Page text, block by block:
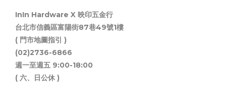
InIn Hardware X 映印五金行
台北市信義區富陽街87巷49號1樓
( 門市地圖指引 )
(02)2736-6866
週一至週五 9:00-18:00
( 六、日公休 )